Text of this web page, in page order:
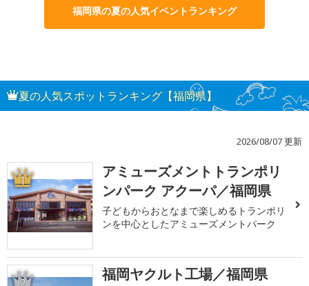
福岡県の夏の人気イベントランキング
夏の人気スポットランキング【福岡県】
2026/08/07 更新
1
アミューズメントトランポリ
ンパーク アクーパ／福岡県
子どもからおとなまで楽しめるトランポリ
ンを中心としたアミューズメントパーク
福岡ヤクルト工場／福岡県